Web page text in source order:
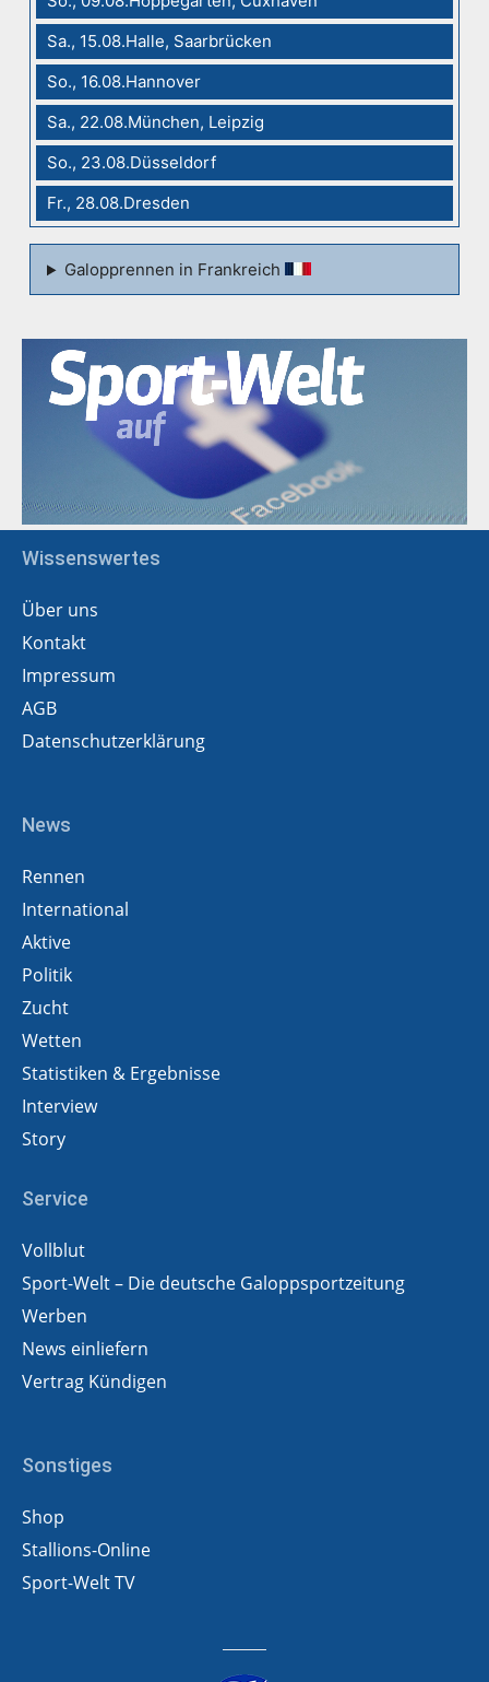
Sa., 15.08.Halle, Saarbrücken
So., 16.08.Hannover
Sa., 22.08.München, Leipzig
So., 23.08.Düsseldorf
Fr., 28.08.Dresden
Galopprennen in Frankreich
Wissenswertes
Über uns
Kontakt
Impressum
AGB
Datenschutzerklärung
News
Rennen
International
Aktive
Politik
Zucht
Wetten
Statistiken & Ergebnisse
Interview
Story
Service
Vollblut
Sport-Welt – Die deutsche Galoppsportzeitung
Werben
News einliefern
Vertrag Kündigen
Sonstiges
Shop
Stallions-Online
Sport-Welt TV